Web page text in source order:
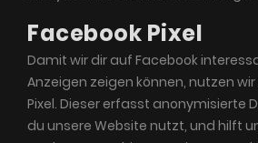
Facebook Pixel
Damit wir dir auf Facebook
Anzeigen zeigen können, nutzen
Pixel. Dieser erfasst anonymisierte
du unsere Website nutzt, und hilft